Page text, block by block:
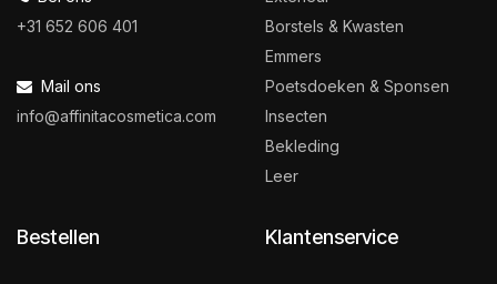
+31 652 606 401
Mail ons
info@affinitacosmetica.com
Bestellen
Borstels & Kwasten
Emmers
Poetsdoeken & Sponsen
Insecten
Bekleding
Leer
Klantenservice